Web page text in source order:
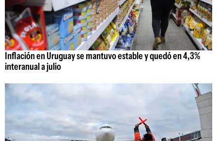
Inflación en Uruguay se mantuvo estable y quedó en 4,3%
interanual a julio